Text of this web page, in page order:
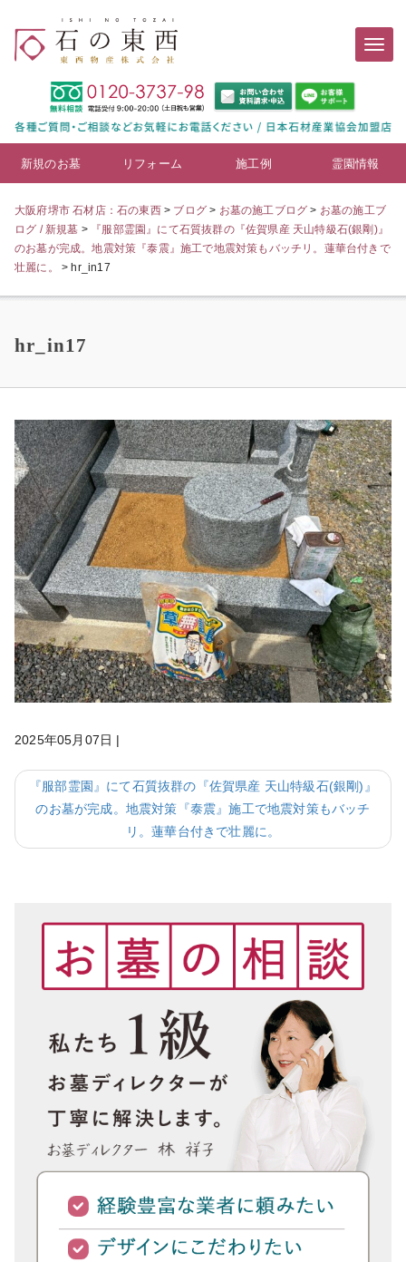
新規のお墓 リフォーム 施工例 霊園情報
大阪府堺市 石材店：石の東西> ブログ > お墓の施工ブログ > お墓の施工ブ
ログ / 新規墓 >
『服部霊園』にて石質抜群の『佐賀県産 天山特級石(銀剛)』
のお墓が完成。地震対策『泰震』施工で地震対策もバッチリ。蓮華台付きで
壮麗に。
> hr_in17
hr_in17
2025年05月07日 |
『服部霊園』にて石質抜群の『佐賀県産 天山特級石(銀剛)』
のお墓が完成。地震対策『泰震』施工で地震対策もバッチ
リ。蓮華台付きで壮麗に。